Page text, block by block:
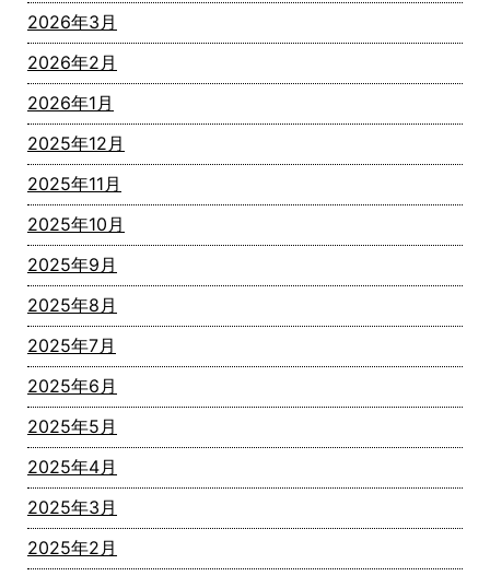
2026年3月
2026年2月
2026年1月
2025年12月
2025年11月
2025年10月
2025年9月
2025年8月
2025年7月
2025年6月
2025年5月
2025年4月
2025年3月
2025年2月